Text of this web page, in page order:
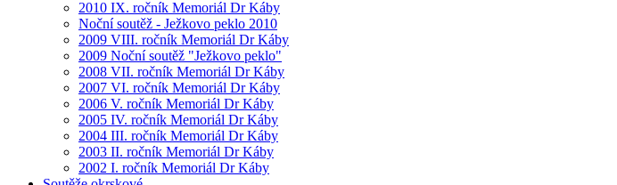
2010 IX. ročník Memoriál Dr Káby
Noční soutěž - Ježkovo peklo 2010
2009 VIII. ročník Memoriál Dr Káby
2009 Noční soutěž "Ježkovo peklo"
2008 VII. ročník Memoriál Dr Káby
2007 VI. ročník Memoriál Dr Káby
2006 V. ročník Memoriál Dr Káby
2005 IV. ročník Memoriál Dr Káby
2004 III. ročník Memoriál Dr Káby
2003 II. ročník Memoriál Dr Káby
2002 I. ročník Memoriál Dr Káby